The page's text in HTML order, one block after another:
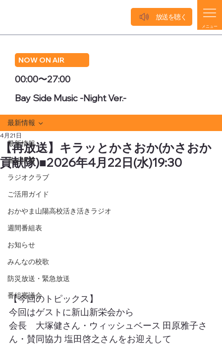
NOW ON AIR
00:00〜27:00
Bay Side Music -Night Ver.-
メニュー
放送を聴く
最新情報
番組情報
ラジオクラブ
ご活用ガイド
おかやま山陽高校活き活きラジオ
週間番組表
お知らせ
みんなの校歌
防災放送・緊急放送
番組審議会
最新情報
【再放送】キラッとかさおか(かさおか
貢献隊)■2026年4月22日(水)19:30
4月21日
【今回のトピックス】
今回はゲストに新山新栄会から
会長　大塚健さん・ウィッシュベース 田原雅子さ
ん・賛同協力 塩田啓之さんをお迎えして